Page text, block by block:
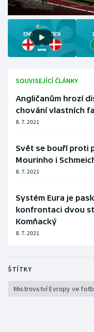
Olympijské hry
Parasport
Plavání
Plážový volejbal
Ragby
Rychlobruslení
Rychlostní kanoistika
Short track
Sportovní střelba
Stolní tenis
Veslování
Vodní slalom
SOUVISEJÍCÍ ČLÁNKY
Angličanům hrozí
chování vlastních
8. 7. 2021
Svět se bouří proti
Mourinho i
8. 7. 2021
Systém Eura je
konfrontaci dvou
Komňacký
8. 7. 2021
ŠTÍTKY
Mistrovství Evropy ve